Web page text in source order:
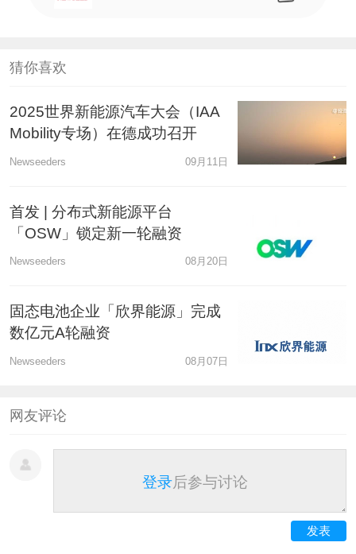
猜你喜欢
2025世界新能源汽车大会（IAA
Mobility专场）在德成功召开
Newseeders 09月11日
首发 | 分布式新能源平台
「OSW」锁定新一轮融资
Newseeders 08月20日
固态电池企业「欣界能源」完成
数亿元A轮融资
Newseeders 08月07日
网友评论
登录后参与讨论
发表